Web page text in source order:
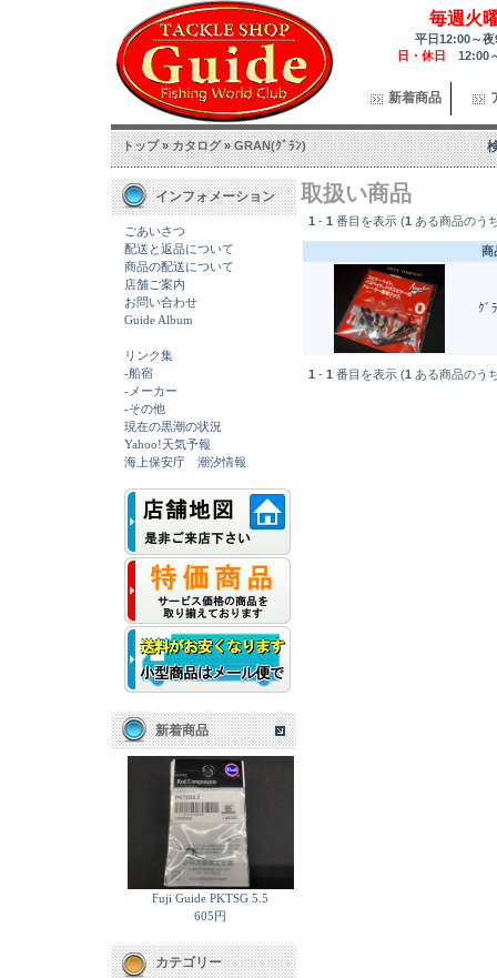
毎週火
平日12:00～
日・休日 12:00
新着商品
トップ»カタログ»GRAN(ｸﾞﾗﾝ)
インフォメーション
ごあいさつ
配送と返品について
商品の配送について
店舗ご案内
お問い合わせ
Guide Album
リンク集
-船宿
-メーカー
-その他
現在の黒潮の状況
Yahoo!天気予報
海上保安庁 潮汐情報
新着商品
Fuji Guide PKTSG 5.5
605円
カテゴリー
取扱い商品
1 - 1 番目を表示 (1 ある商品のう
商
ｸﾞ
1 - 1 番目を表示 (1 ある商品のう